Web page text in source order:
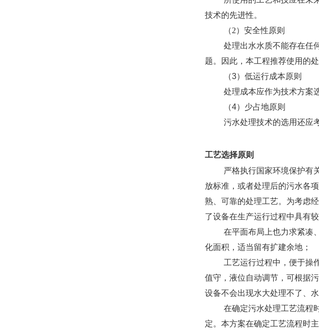
技术的先进性。
（2） 安全性原则
处理出水水质不能存在任
题。因此，本工程推荐使用的
（3）低运行成本原则
处理成本应作为技术方案
（4）少占地原则
污水处理技术的选用还应
工艺选择原则
严格执行国家环境保护有
放标准，或者处理后的污水各
熟、可靠的处理工艺。为考虑
了设备在生产运行过程中具有
在平面布局上也力求紧凑
化面积，适当留有扩建余地；
工艺运行过程中，便于操
值守，液位自动调节，可根据
设备不会出现水大处理不了、
在确定污水处理工艺流程
定。本方案在确定工艺流程时